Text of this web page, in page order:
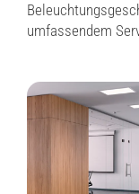
umfassendem